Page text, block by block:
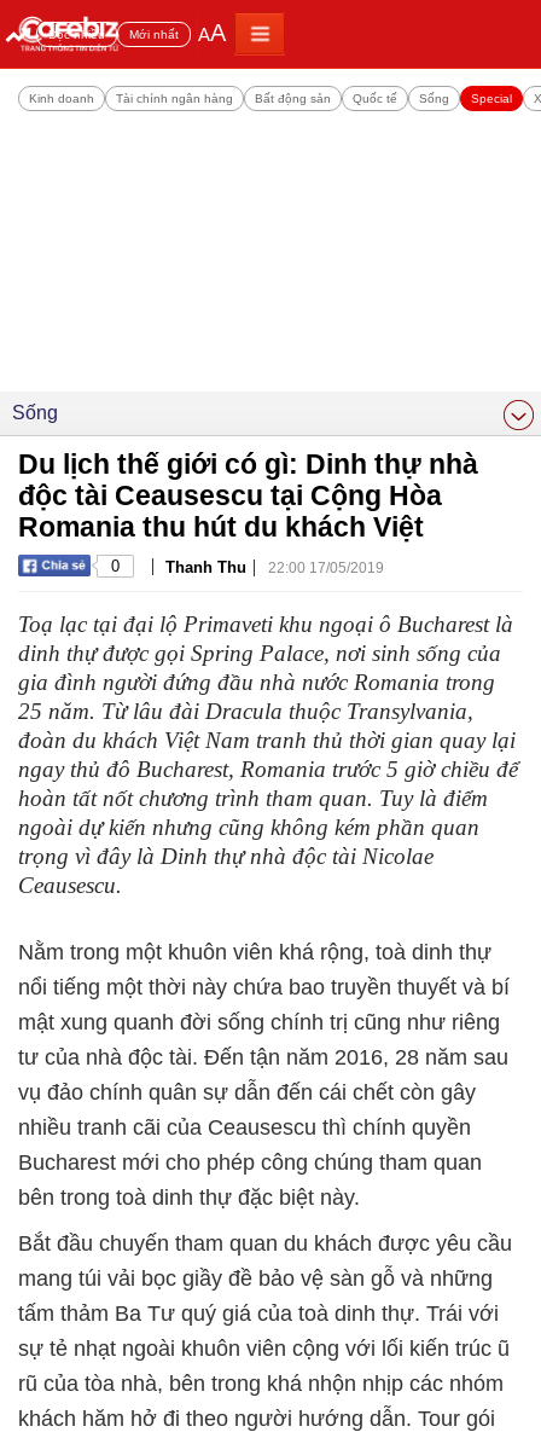
Đọc nhiều Mới nhất AA
Kinh doanh Tài chính ngân hàng Bất động sản Quốc tế Sống Special
Sống
Du lịch thế giới có gì: Dinh thự nhà
độc tài Ceausescu tại Cộng Hòa
Romania thu hút du khách Việt
0 | Thanh Thu | 22:00 17/05/2019
Toạ lạc tại đại lộ Primaveti khu ngoại ô Bucharest là
dinh thự được gọi Spring Palace, nơi sinh sống của
gia đình người đứng đầu nhà nước Romania trong
25 năm. Từ lâu đài Dracula thuộc Transylvania,
đoàn du khách Việt Nam tranh thủ thời gian quay lại
ngay thủ đô Bucharest, Romania trước 5 giờ chiều để
hoàn tất nốt chương trình tham quan. Tuy là điểm
ngoài dự kiến nhưng cũng không kém phần quan
trọng vì đây là Dinh thự nhà độc tài Nicolae
Ceausescu.
Nằm trong một khuôn viên khá rộng, toà dinh thự
nổi tiếng một thời này chứa bao truyền thuyết và bí
mật xung quanh đời sống chính trị cũng như riêng
tư của nhà độc tài. Đến tận năm 2016, 28 năm sau
vụ đảo chính quân sự dẫn đến cái chết còn gây
nhiều tranh cãi của Ceausescu thì chính quyền
Bucharest mới cho phép công chúng tham quan
bên trong toà dinh thự đặc biệt này.
Bắt đầu chuyến tham quan du khách được yêu cầu
mang túi vải bọc giầy đề bảo vệ sàn gỗ và những
tấm thảm Ba Tư quý giá của toà dinh thự. Trái với
sự tẻ nhạt ngoài khuôn viên cộng với lối kiến trúc ũ
rũ của tòa nhà, bên trong khá nhộn nhịp các nhóm
khách hăm hở đi theo người hướng dẫn. Tour gói